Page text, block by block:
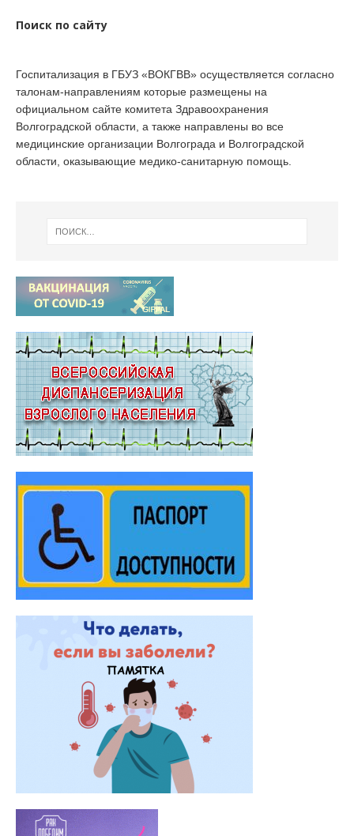
Поиск по сайту
Госпитализация в ГБУЗ «ВОКГВВ» осуществляется согласно
талонам-направлениям которые размещены на
официальном сайте комитета Здравоохранения
Волгоградской области, а также направлены во все
медицинские организации Волгограда и Волгоградской
области, оказывающие медико-санитарную помощь.